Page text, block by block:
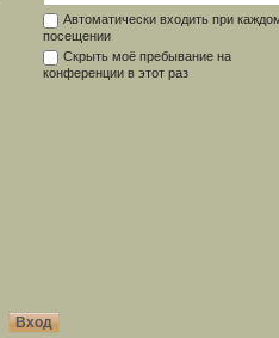
Автоматически входить при
посещении
Скрыть моё пребывание на
конференции в этот раз